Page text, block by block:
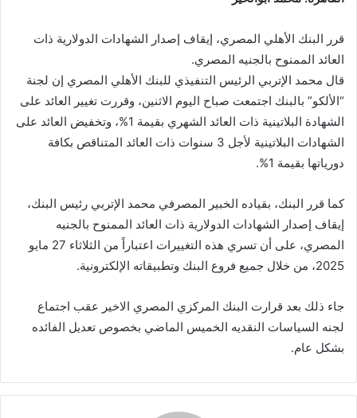
قرر البنك الأهلي المصري، إيقاف إصدار الشهادات الدولارية ذات
العائد الممنوح بالجنيه المصري.
قال محمد الإتربي الرئيس التنفيذي للبنك الأهلي المصري إن لجنة
“الألكو” بالبنك اجتمعت صباح اليوم الاثنين، وقررت تغيير العائد على
الشهادة البلاتينية ذات العائد الشهري بقيمة 1%، وتخفيض العائد على
الشهادات البلاتينية لأجل 3 سنوات ذات العائد المتناقص بكافة
دورياتها بقيمة 1%.
كما قرر البنك، بقياده الخبير المصرفي محمد الإتربي رئيس البنك،
إيقاف إصدار الشهادات الدولارية ذات العائد الممنوح بالجنيه
المصري، على أن تسري هذه التغييرات اعتباراً من الثلاثاء 27 مايو
2025، من خلال جميع فروع البنك وتطبيقاته الإلكترونية.
جاء ذلك بعد قرارت البنك المركزي المصري الاخير عقب اجتماع
لجنه السياسات النقديه الخميس الماضي بخصوص تعديل الفائده
بشكل عام.